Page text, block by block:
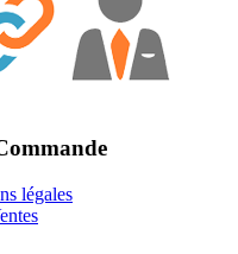
légales